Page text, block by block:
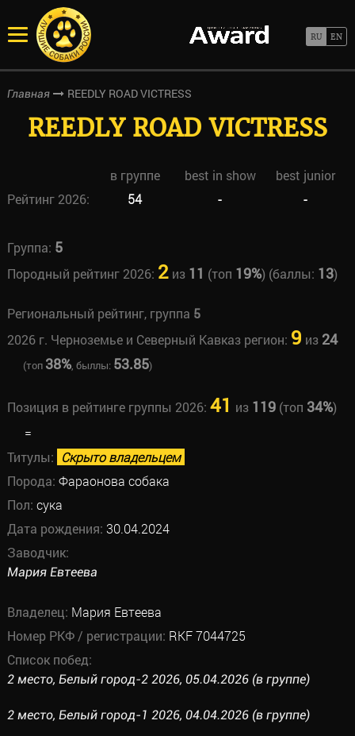
Главная REEDLY ROAD VICTRESS
REEDLY ROAD VICTRESS
в группе best in show
best junior
Рейтинг 2026:
54 - -
Группа: 5
Породный рейтинг 2026: 2из 11 (топ 19%) (баллы: 13)
Региональный рейтинг, группа 5
2026 г. Черноземье и Северный Кавказ регион: 9 из 24
(топ 38%, быллы: 53.85)
Позиция в рейтинге группы 2026: 41 из 119(топ 34%)
=
Титулы: Скрыто владельцем
Порода: Фараонова собака
Пол: сука
Дата рождения: 30.04.2024
Заводчик:
Мария Евтеева
Владелец: Мария Евтеева
Номер РКФ / регистрации: RKF 7044725
Список побед:
2 место, Белый город-2 2026, 05.04.2026 (в группе)
2 место, Белый город-1 2026, 04.04.2026 (в группе)